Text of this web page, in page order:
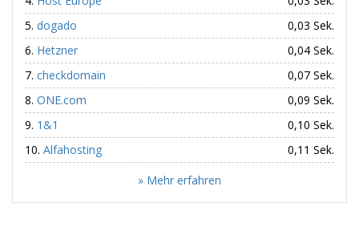
dogado
0,03 Sek.
Hetzner
0,04 Sek.
checkdomain
0,07 Sek.
ONE.com
0,09 Sek.
1&1
0,10 Sek.
Alfahosting
0,11 Sek.
» Mehr erfahren